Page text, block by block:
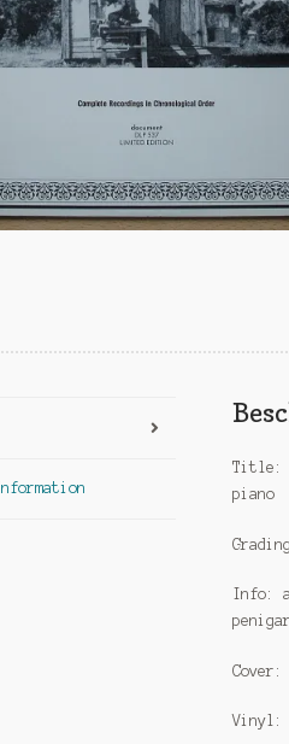
Title:
piano
Info:
Cover:
Vinyl: